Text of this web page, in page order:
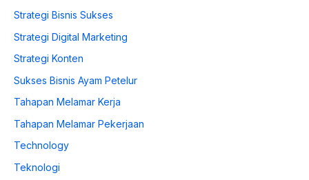
Strategi Bisnis Sukses
Strategi Digital Marketing
Strategi Konten
Sukses Bisnis Ayam Petelur
Tahapan Melamar Kerja
Tahapan Melamar Pekerjaan
Technology
Teknologi